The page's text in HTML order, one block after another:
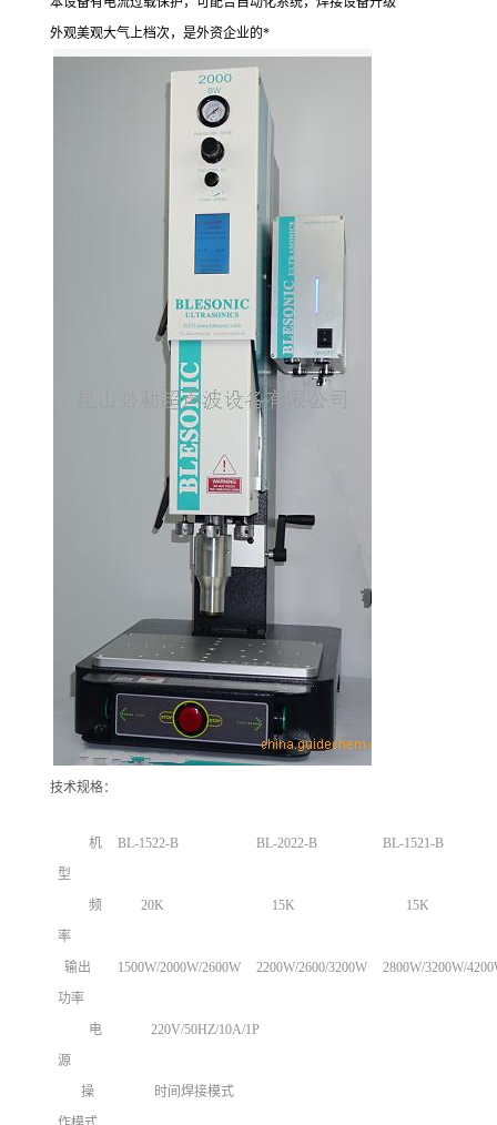
外观美观大气上档次，是外资企业的*
技术规格：
机
型
BL-1522-B BL-2022-B BL-1521-B
频
率
20K 15K 15K
输出
功率
1500W/2000W/2600W 2200W/2600/3200W 2800W/3200W/
电
源
220V/50HZ/10A/1P
操
时间焊接模式